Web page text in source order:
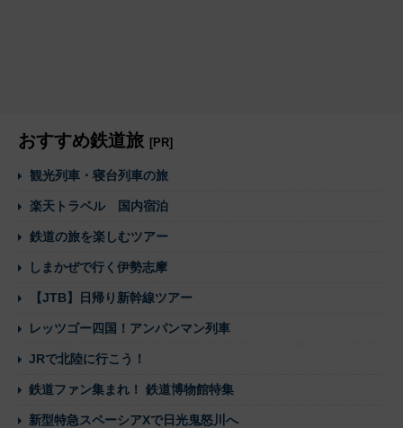
おすすめ鉄道旅 [PR]
観光列車・寝台列車の旅
楽天トラベル 国内宿泊
鉄道の旅を楽しむツアー
しまかぜで行く伊勢志摩
【JTB】日帰り新幹線ツアー
レッツゴー四国！アンパンマン列車
JRで北陸に行こう！
鉄道ファン集まれ！ 鉄道博物館特集
新型特急スペーシアXで日光鬼怒川へ